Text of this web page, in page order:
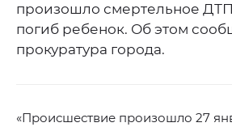
произошло смертельное
погиб ребенок. Об этом
прокуратура города.
«Происшествие произошло 27